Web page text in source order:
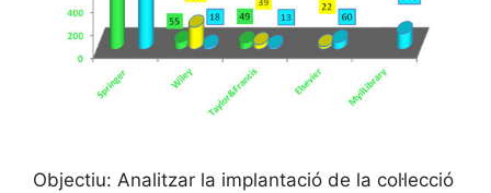
Objectiu: Analitzar la implantació de la col·lecció